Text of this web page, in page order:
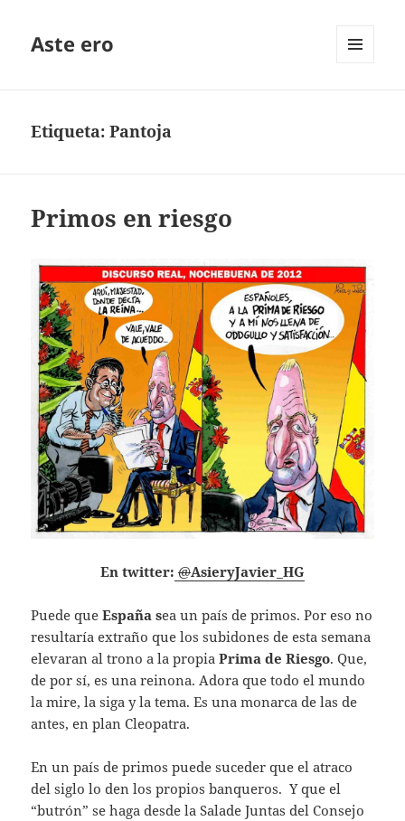
Aste ero
Etiqueta:Pantoja
Primos en riesgo
En twitter: @AsieryJavier_HG
Puede queEspaña sea un país de primos. Por eso no
resultaría extraño que los subidones de esta semana
elevaran al trono a la propiaPrima de Riesgo. Que,
de por sí, es una reinona. Adora que todo el mundo
la mire, la siga y la tema. Es una monarca de las de
antes, en plan Cleopatra.
En un país de primos puede suceder que el atraco
del siglo lo den los propios banqueros. Y que el
“butrón” se haga desde la Salade Juntas del Consejo